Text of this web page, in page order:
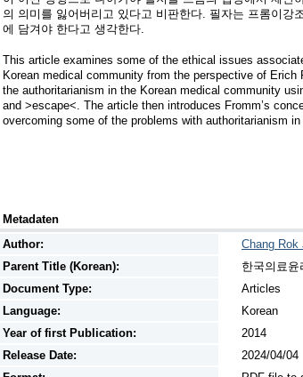
의 의미를 잃어버리고 있다고 비판한다. 필자는 프롬이강
에 담겨야 한다고 생각한다.
This article examines some of the ethical issues
Korean medical community from the perspective of
the authoritarianism in the Korean medical community
and >escape<. The article then introduces Fromm’s
overcoming some of the problems with authoritarianism
Metadaten
Author:
Chang Rok
Parent Title (Korean):
한국의료
Document Type:
Articles
Language:
Korean
Year of first Publication:
2014
Release Date:
2024/04/04